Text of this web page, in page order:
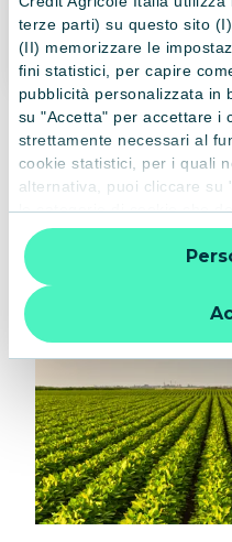
terze parti) su questo sito
(II) memorizzare le
fini statistici, per capire
pubblicità personalizzata in
su "Accetta" per accettare i
strettamente necessari al
cookie statistici, per i quali
alternativa, puoi cliccare su
le categorie di cookie che
“X” le impostazioni
quindi la navigazione può
strumenti di tracciamento
ulteriori informazioni:
Altri